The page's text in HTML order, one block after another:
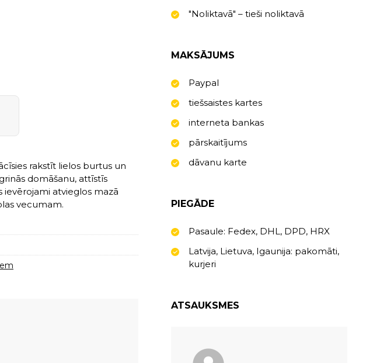
rakstīt lielos burtus un
domāšanu, attīstīs
atvieglos mazā
vecumam.
"Noliktavā" – tieši noliktavā
MAKSĀJUMS
Paypal
tiešsaistes kartes
interneta bankas
pārskaitījums
dāvanu karte
PIEGĀDE
Pasaule: Fedex, DHL, DPD, HRX
Latvija, Lietuva, Igaunija: pakomāti,
kurjeri
ATSAUKSMES